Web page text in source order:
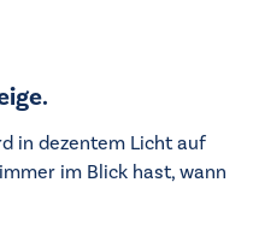
in dezentem Licht auf
im Blick hast, wann